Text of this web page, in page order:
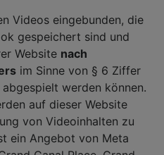
Videos eingebunden, die
gespeichert sind und
Website nach
im Sinne von § 6 Ziffer
werden können.
auf dieser Website
von Videoinhalten zu
ein Angebot von Meta